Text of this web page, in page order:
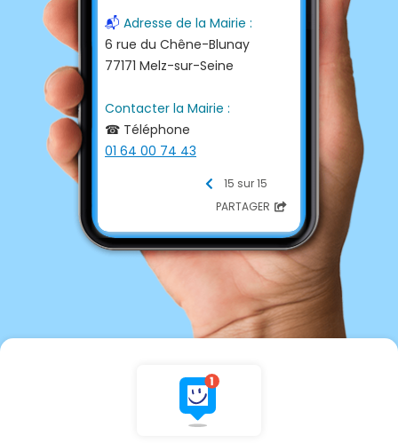
📬 Adresse de la Mairie :
6 rue du Chêne-Blunay
77171 Melz-sur-Seine
Contacter la Mairie :
☎ Téléphone
01 64 00 74 43
Nouveaux horaires
Permanence téléphonique &
accueil public
Lundi 9h00 à 12h00 - 13h00 à
Mercredi 9h00 à 12h00 - 13h00
à 15h00
mairie@melzsurseine.fr
15 sur 15
PARTAGER